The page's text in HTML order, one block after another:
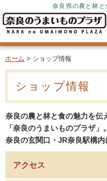
奈良県の農と林
ホーム > ショップ情報
ショップ情報
奈良の農と林と食の魅力を伝
「奈良のうまいものプラザ」。
奈良の玄関口・JR奈良駅構内
アクセス